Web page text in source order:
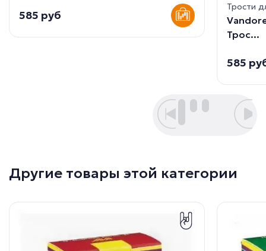
585 руб
Трости
Трос...
585
Другие товары этой категории